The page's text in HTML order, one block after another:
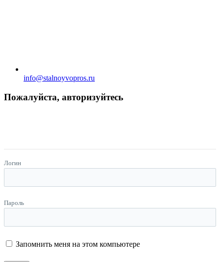
info@stalnoyvopros.ru
Пожалуйста, авторизуйтесь
Логин
Пароль
Запомнить меня на этом компьютере